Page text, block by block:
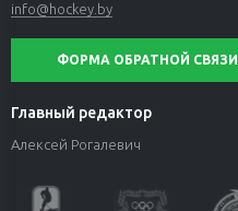
info@hockey.by
ФОРМА ОБРАТНОЙ СВЯЗИ
Главный редактор
Алексей Рогалевич